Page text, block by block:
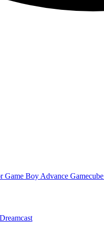
Game Boy Advance Gamecube
Dreamcast